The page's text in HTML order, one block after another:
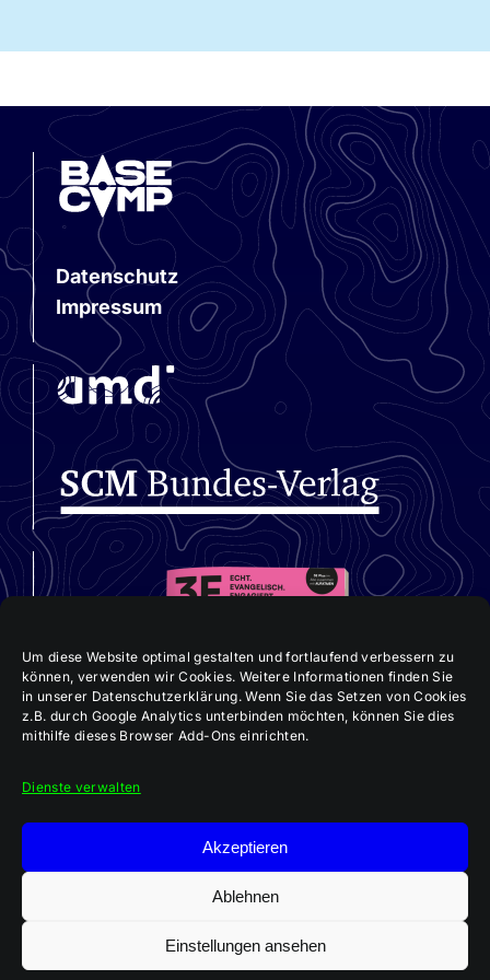
Um diese Website optimal gestalten und fortlaufend verbessern zu
können, verwenden wir Cookies. Weitere Informationen finden Sie
in unserer Datenschutzerklärung. Wenn Sie das Setzen von Cookies
z.B. durch Google Analytics unterbinden möchten, können Sie dies
mithilfe dieses Browser Add-Ons einrichten.
Dienste verwalten
Akzeptieren
Ablehnen
Einstellungen ansehen
Brisgen
Datenschutz
Impressum
Aktuelle 3E-Ausgabe: